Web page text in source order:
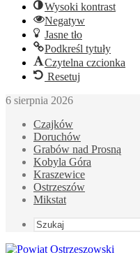
Wysoki kontrast
Negatyw
Jasne tło
Podkreśl tytuły
Czytelna czcionka
Resetuj
6 sierpnia 2026
Czajków
Doruchów
Grabów nad Prosną
Kobyla Góra
Kraszewice
Ostrzeszów
Mikstat